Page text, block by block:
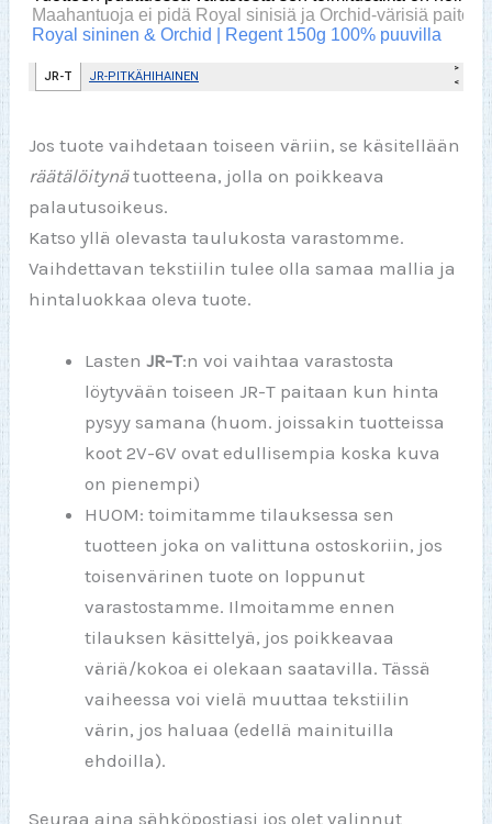
Jos tuote vaihdetaan toiseen väriin, se käsitellään
räätälöitynätuotteena, jolla on poikkeava
palautusoikeus.
Katso yllä olevasta taulukosta varastomme.
Vaihdettavan tekstiilin tulee olla samaa mallia ja
hintaluokkaa oleva tuote.
LastenJR-T:n voi vaihtaa varastosta
löytyvään toiseen JR-T paitaan kun hinta
pysyy samana (huom. joissakin tuotteissa
koot 2V-6V ovat edullisempia koska kuva
on pienempi)
HUOM: toimitamme tilauksessa sen
tuotteen joka on valittuna ostoskoriin, jos
toisenvärinen tuote on loppunut
varastostamme. Ilmoitamme ennen
tilauksen käsittelyä, jos poikkeavaa
väriä/kokoa ei olekaan saatavilla. Tässä
vaiheessa voi vielä muuttaa tekstiilin
värin, jos haluaa (edellä mainituilla
ehdoilla).
Seuraa aina sähköpostiasi jos olet valinnut